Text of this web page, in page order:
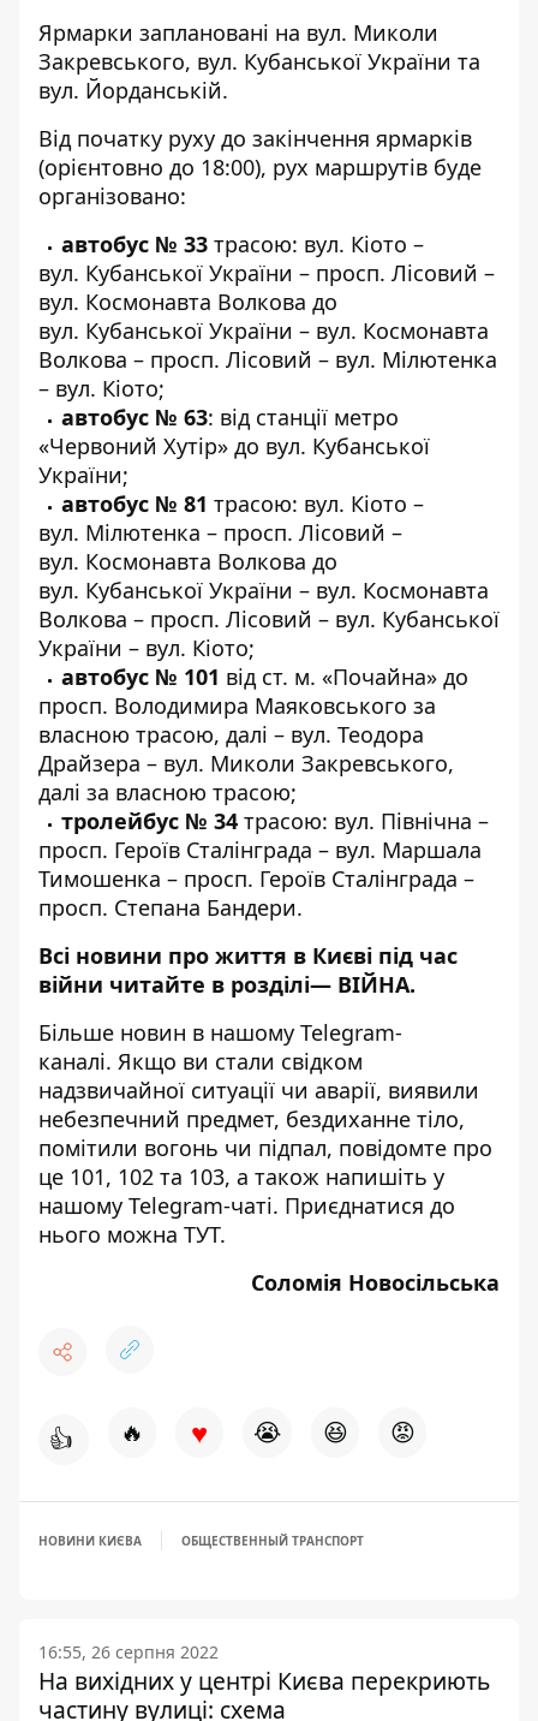
Ярмарки заплановані на вул. Миколи
Закревського, вул. Кубанської України та
вул. Йорданській.
Від початку руху до закінчення ярмарків
(орієнтовно до 18:00), рух маршрутів буде
організовано:
автобус № 33 трасою: вул. Кіото –
вул. Кубанської України – просп. Лісовий –
вул. Космонавта Волкова до
вул. Кубанської України – вул. Космонавта
Волкова – просп. Лісовий – вул. Мілютенка
– вул. Кіото;
автобус № 63: від станції метро
«Червоний Хутір» до вул. Кубанської
України;
автобус № 81 трасою: вул. Кіото –
вул. Мілютенка – просп. Лісовий –
вул. Космонавта Волкова до
вул. Кубанської України – вул. Космонавта
Волкова – просп. Лісовий – вул. Кубанської
України – вул. Кіото;
автобус № 101 від ст. м. «Почайна» до
просп. Володимира Маяковського за
власною трасою, далі – вул. Теодора
Драйзера – вул. Миколи Закревського,
далі за власною трасою;
тролейбус № 34 трасою: вул. Північна –
просп. Героїв Сталінграда – вул. Маршала
Тимошенка – просп. Героїв Сталінграда –
просп. Степана Бандери.
Всі новини про життя в Києві під час
війни читайте в розділі— ВІЙНА.
Більше новин в нашому Telegram-
каналі. Якщо ви стали свідком
надзвичайної ситуації чи аварії, виявили
небезпечний предмет, бездиханне тіло,
помітили вогонь чи підпал, повідомте про
це 101, 102 та 103, а також напишіть у
нашому Telegram-чаті. Приєднатися до
нього можна ТУТ.
Соломія Новосільська
👍 🔥 ♥ 😭 😆 😡
НОВИНИ КИЄВА ОБЩЕСТВЕННЫЙ ТРАНСПОРТ
16:55, 26 серпня 2022
На вихідних у центрі Києва перекриють
частину вулиці: схема